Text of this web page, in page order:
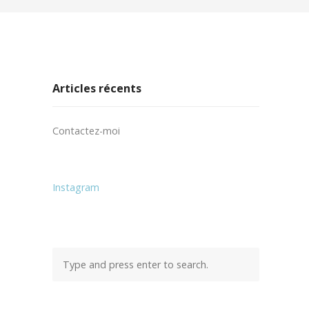
Articles récents
Contactez-moi
Instagram